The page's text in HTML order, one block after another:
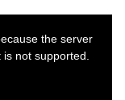
the server
not supported.